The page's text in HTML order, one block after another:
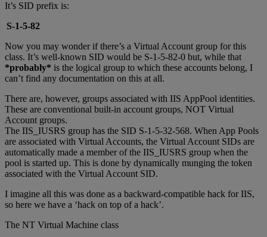
It’s SID prefix is:
S-1-5-82
Now you may wonder if there’s a Virtual Account group for this
class. It’s well-known SID would be S-1-5-82-0 but, while that
*probably* is the logical group to which these accounts belong, I
can’t find any documentation on this at all.
There are, however, groups associated with IIS AppPool identities.
These are conventional built-in account groups, NOT Virtual
Account groups.
The IIS_IUSRS group has the SID S-1-5-32-568. When App Pools
are associated with Virtual Accounts, the Virtual Account SIDs are
automatically made a member of the IIS_IUSRS group when the
pool is started up. This is done by dynamically munging the token
associated with the Virtual Account SID.
I imagine all this was done as a backward-compatible hack for IIS,
so here we have a ‘hack on top of a hack’.
The NT Virtual Machine class